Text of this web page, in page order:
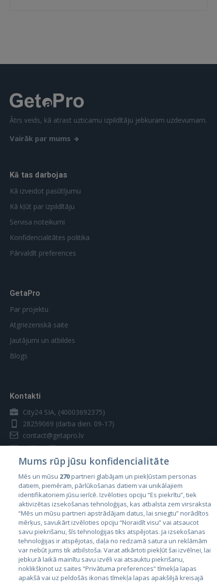
Ātrs veids, kā atrast uzticamu izpildītāju jebkuram uzdevumam.
Vairāk par mums
Kā tas darbojas
Kā izveidot pasūtījumu
Kā kļūt par izpildītāju
Servisa noteikumi
Konfidencialitātes politika
Pārvaldīt preferences
GetaPro
Par projektu
Atgriezeniskā saite
Jautājumi un atbildes
Blogs
Kontakti
City24 SIA, (40003692375)
28259069 (darba dien. 09-17)
contact@getapro.lv
Valstis
Igaunija
Latvija
Lietuva
Mums rūp jūsu konfidencialitāte
Mēs un mūsu 270partneri glabājam un piekļūstam personas
datiem, piemēram, pārlūkošanas datiem vai unikālajiem
identifikatoriem jūsu ierīcē. Izvēloties opciju “Es piekrītu”, tiek
aktivizētas izsekošanas tehnoloģijas, kas atbalsta zem virsraksta
“Mēs un mūsu partneri apstrādājam datus, lai sniegtu” norādītos
mērķus, savukārt izvēloties opciju “Noraidīt visu” vai atsaucot
savu piekrišanu, šīs tehnoloģijas tiks atspējotas. Ja izsekošanas
tehnoloģijas ir atspējotas, daļa no redzamā satura un reklāmām
var nebūt jums tik atbilstoša. Varat atkārtoti piekļūt šai izvēlnei, lai
jebkurā laikā mainītu savu izvēli vai atsauktu piekrišanu,
noklikšķinot uz saites “Privātuma preferences” tīmekļa lapas
apakšā vai uz peldošās ikonas tīmekļa lapas apakšējā kreisajā